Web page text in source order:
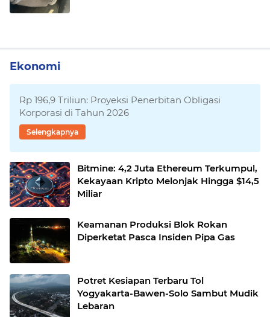
Ekonomi
Rp 196,9 Triliun: Proyeksi Penerbitan Obligasi
Korporasi di Tahun 2026
Selengkapnya
Bitmine: 4,2 Juta Ethereum Terkumpul,
Kekayaan Kripto Melonjak Hingga $14,5
Miliar
Keamanan Produksi Blok Rokan
Diperketat Pasca Insiden Pipa Gas
Potret Kesiapan Terbaru Tol
Yogyakarta-Bawen-Solo Sambut Mudik
Lebaran